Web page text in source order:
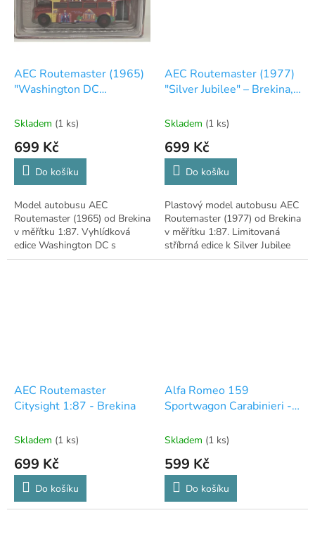
AEC Routemaster (1965)
"Washington DC
1:87
Skladem (1 ks)
699 Kč
Do košíku
Model autobusu AEC
Routemaster (1965) od Brekina
v měřítku 1:87. Vyhlídková
edice Washington DC s
bohatým detailním potiskem.
AEC Routemaster (1977)
"Silver Jubilee" – Brekina,
Skladem (1 ks)
699 Kč
Do košíku
Plastový model autobusu AEC
Routemaster (1977) od Brekina
v měřítku 1:87. Limitovaná
stříbrná edice k Silver Jubilee
Alžběty II.
AEC Routemaster
Citysight 1:87 - Brekina
Skladem (1 ks)
699 Kč
Do košíku
Alfa Romeo 159
Sportwagon Carabinieri -
Skladem (1 ks)
599 Kč
Do košíku